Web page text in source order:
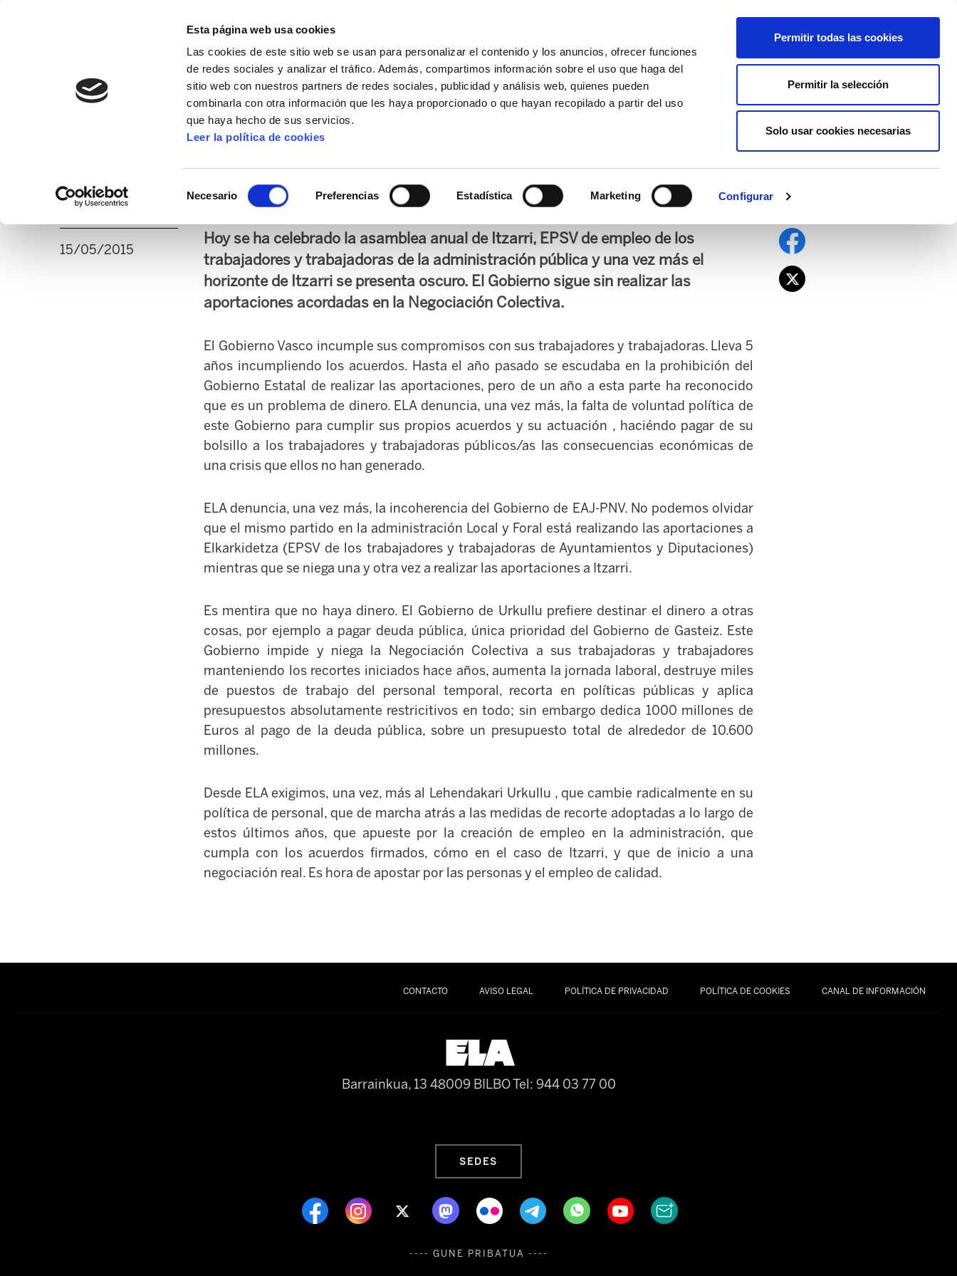
Esta página web usa cookies
Las cookies de este sitio web se usan para personalizar el contenido y los anuncios, ofrecer funciones
de redes sociales y analizar el tráfico. Además, compartimos información sobre el uso que haga del
sitio web con nuestros partners de redes sociales, publicidad y análisis web, quienes pueden
combinarla con otra información que les haya proporcionado o que hayan recopilado a partir del uso
que haya hecho de sus servicios.
Leer la política de cookies
Necesario Preferencias Estadística Marketing Configurar
Permitir todas las cookies
Permitir la selección
Solo usar cookies necesarias
AFÍLIATE
MANU ROBLES-ARANGIZ FUNDAZIOA BIDELAGUN FUNDAZIOA
El Gobierno vasco incumple un vez mas sus obligaciones con
los trabajadores y trabajadoras públicos
15/05/2015
Hoy se ha celebrado la asamblea anual de Itzarri, EPSV de empleo de los
trabajadores y trabajadoras de la administración pública y una vez más el
horizonte de Itzarri se presenta oscuro. El Gobierno sigue sin realizar las
aportaciones acordadas en la Negociación Colectiva.
El Gobierno Vasco incumple sus compromisos con sus trabajadores y trabajadoras. Lleva 5
años incumpliendo los acuerdos. Hasta el año pasado se escudaba en la prohibición del
Gobierno Estatal de realizar las aportaciones, pero de un año a esta parte ha reconocido
que es un problema de dinero. ELA denuncia, una vez más, la falta de voluntad política de
este Gobierno para cumplir sus propios acuerdos y su actuación , haciéndo pagar de su
bolsillo a los trabajadores y trabajadoras públicos/as las consecuencias económicas de
una crisis que ellos no han generado.
ELA denuncia, una vez más, la incoherencia del Gobierno de EAJ-PNV. No podemos olvidar
que el mismo partido en la administración Local y Foral está realizando las aportaciones a
Elkarkidetza (EPSV de los trabajadores y trabajadoras de Ayuntamientos y Diputaciones)
mientras que se niega una y otra vez a realizar las aportaciones a Itzarri.
Es mentira que no haya dinero. El Gobierno de Urkullu prefiere destinar el dinero a otras
cosas, por ejemplo a pagar deuda pública, única prioridad del Gobierno de Gasteiz. Este
Gobierno impide y niega la Negociación Colectiva a sus trabajadoras y trabajadores
manteniendo los recortes iniciados hace años, aumenta la jornada laboral, destruye miles
de puestos de trabajo del personal temporal, recorta en políticas públicas y aplica
presupuestos absolutamente restricitivos en todo; sin embargo dedica 1000 millones de
Euros al pago de la deuda pública, sobre un presupuesto total de alrededor de 10.600
millones.
Desde ELA exigimos, una vez, más al Lehendakari Urkullu , que cambie radicalmente en su
política de personal, que de marcha atrás a las medidas de recorte adoptadas a lo largo de
estos últimos años, que apueste por la creación de empleo en la administración, que
cumpla con los acuerdos firmados, cómo en el caso de Itzarri, y que de inicio a una
negociación real. Es hora de apostar por las personas y el empleo de calidad.
CONTACTO AVISO LEGAL POLÍTICA DE PRIVACIDAD POLÍTICA DE COOKIES CANAL DE INFORMACIÓN
Barrainkua, 13 48009 BILBOTel: 944 03 77 00
SEDES
---- GUNE PRIBATUA ----